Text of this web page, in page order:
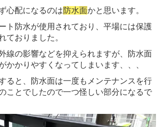
心配になるのは 防水面かと思います。
ト防水が使用されており、平場には保護
ておりました。
線の影響などを抑えられますが、防水面
かかりやすくなってしまいます、、、
ると、防水面は一度もメンテナンスを行
ことでしたので一つ怪しい部分になるで